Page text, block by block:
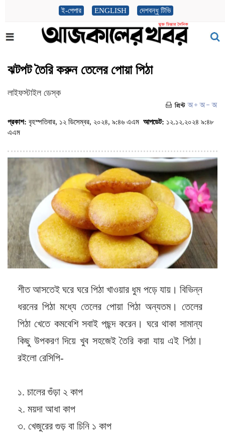
ই-পেপার ENGLISH দেশবন্ধু টিভি
ঝটপট তৈরি করুন তেলের পোয়া পিঠা
লাইফস্টাইল ডেস্ক
প্রকাশ: বৃহস্পতিবার, ১২ ডিসেম্বর, ২০২৪, ৯:৪৬ এএম আপডেট: ১২.১২.২০২৪ ৯:৪৮
এএম
শীত আসতেই ঘরে ঘরে পিঠা খাওয়ার ধুম পড়ে যায়। বিভিন্ন
ধরনের পিঠা মধ্যে তেলের পোয়া পিঠা অন্যতম। তেলের
পিঠা খেতে কমবেশি সবাই পছন্দ করেন। ঘরে থাকা সামান্য
কিছু উপকরণ দিয়ে খুব সহজেই তৈরি করা যায় এই পিঠা।
রইলো রেসিপি-
১. চালের গুঁড়া ২ কাপ
২. ময়দা আধা কাপ
৩. খেজুরের গুড় বা চিনি ১ কাপ